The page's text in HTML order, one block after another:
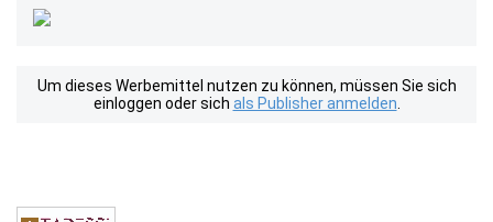
Um dieses Werbemittel nutzen zu können, müssen Sie sich
einloggen oder sich als Publisher anmelden